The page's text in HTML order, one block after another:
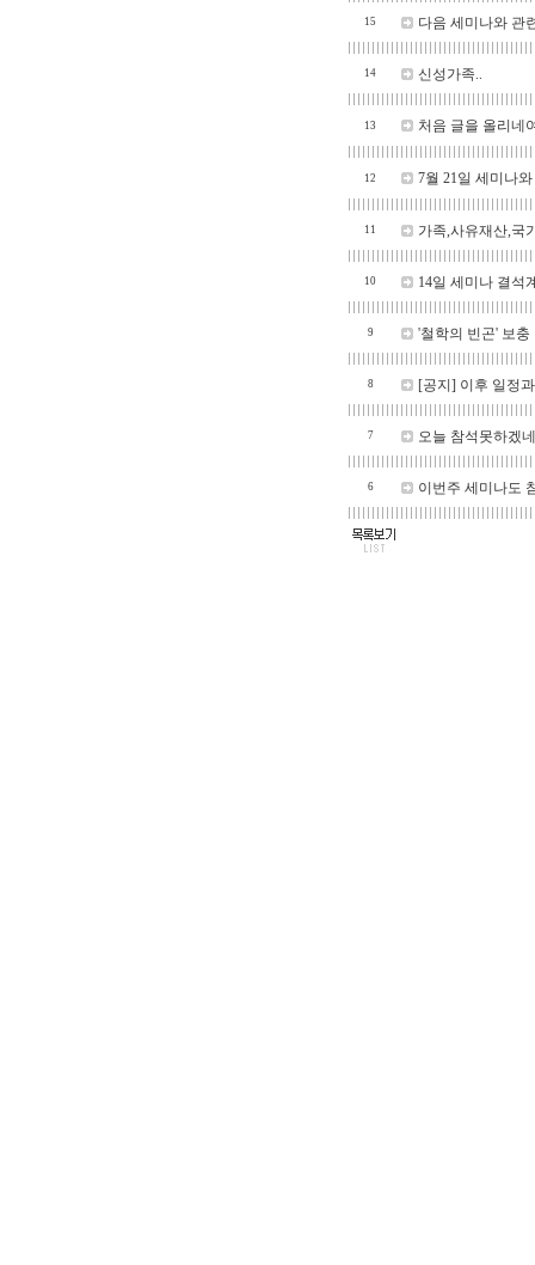
15 다음 세미나와 관
14 신성가족..
13 처음 글을 올리네
12 7월 21일 세미나
11 가족,사유재산,국
10 14일 세미나 결석
9 '철학의 빈곤' 보충
8 [공지] 이후 일정
7 오늘 참석못하겠
6 이번주 세미나도